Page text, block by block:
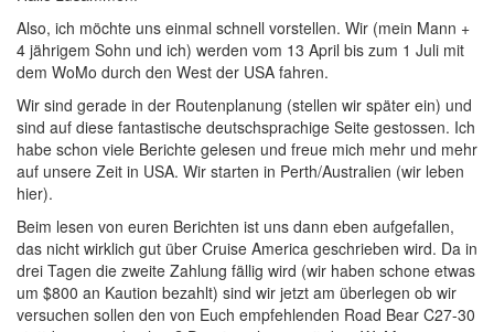
Also, ich möchte uns einmal schnell vorstellen. Wir (mein Mann +
4 jährigem Sohn und ich) werden vom 13 April bis zum 1 Juli mit
dem WoMo durch den West der USA fahren.
Wir sind gerade in der Routenplanung (stellen wir später ein) und
sind auf diese fantastische deutschsprachige Seite gestossen. Ich
habe schon viele Berichte gelesen und freue mich mehr und mehr
auf unsere Zeit in USA. Wir starten in Perth/Australien (wir leben
hier).
Beim lesen von euren Berichten ist uns dann eben aufgefallen,
das nicht wirklich gut über Cruise America geschrieben wird. Da in
drei Tagen die zweite Zahlung fällig wird (wir haben schone etwas
um $800 an Kaution bezahlt) sind wir jetzt am überlegen ob wir
versuchen sollen den von Euch empfehlenden Road Bear C27-30